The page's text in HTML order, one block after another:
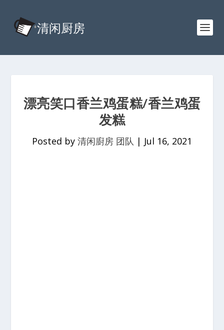
漂亮笑口香兰鸡蛋糕/香兰鸡蛋
发糕
Posted by 清闲廚房 团队 | Jul 16, 2021